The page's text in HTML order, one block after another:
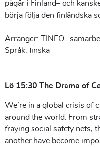
pågår i Finland– och
börja följa den finländska
Arrangör: TINFO i
Språk: finska
Lö 15:30 The Drama of
We’re in a global crisis of
around the world. From
fraying social safety nets,
another have become